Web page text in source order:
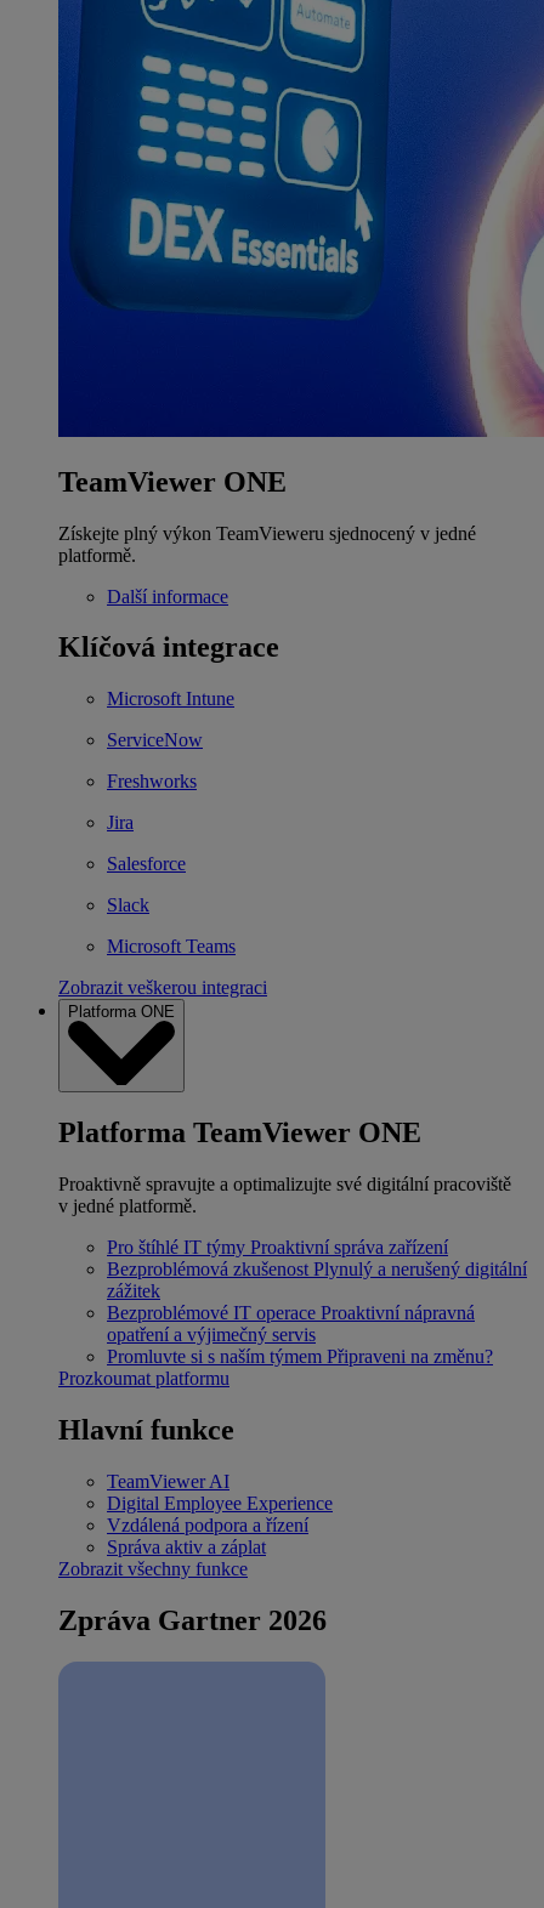
TeamViewer ONE
Získejte plný výkon TeamVieweru sjednocený v jedné
platformě.
Další informace
Klíčová integrace
Microsoft Intune
ServiceNow
Freshworks
Jira
Salesforce
Slack
Microsoft Teams
Zobrazit veškerou integraci
Platforma ONE
Platforma TeamViewer ONE
Proaktivně spravujte a optimalizujte své digitální pracoviště
v jedné platformě.
Pro štíhlé IT týmy Proaktivní správa zařízení
Bezproblémová zkušenost Plynulý a nerušený digitální
zážitek
Bezproblémové IT operace Proaktivní nápravná
opatření a výjimečný servis
Promluvte si s naším týmem Připraveni na změnu?
Prozkoumat platformu
Hlavní funkce
TeamViewer AI
Digital Employee Experience
Vzdálená podpora a řízení
Správa aktiv a záplat
Zobrazit všechny funkce
Zpráva Gartner 2026